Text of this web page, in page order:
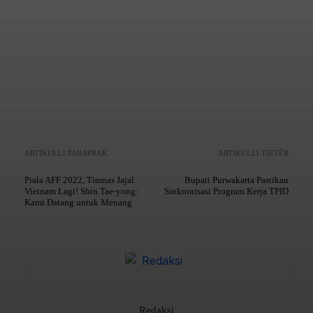
ARTIKULLI PARAPRAK
Piala AFF 2022, Timnas Jajal
Vietnam Lagi! Shin Tae-yong:
Kami Datang untuk Menang
ARTIKULLI TJETËR
Bupati Purwakarta Pastikan
Sinkronisasi Program Kerja TPID
Redaksi